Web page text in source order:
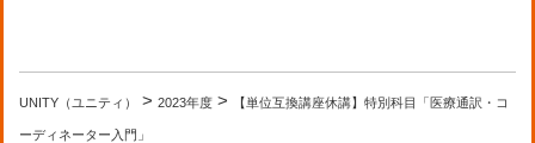
UNITY（ユニティ） >2023年度 > 【単位互換講座休講】特別科目「医療通訳・コ
ーディネーター入門」